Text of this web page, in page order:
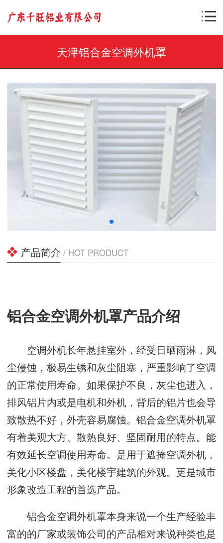
天津铝合金空调外机罩
产品简介 / HOT PRODUCT
铝合金空调外机罩产品介绍
空调外机长年悬挂室外，经受日晒雨淋，风
尘侵蚀，极易生锈和灰尘阻塞，严重影响了空调
的正常使用寿命。如果保护不良，灰尘也进入，
排风铝片内或是电机和外机，背后的铝片也会导
致散热不好，外壳容易腐蚀。铝合金空调外机罩
有着美观大方、散热良好、坚固耐用的特点。能
有效延长空调使用寿命。是用于遮掩空调外机，
美化小区楼盘，美化楼宇建筑的外观。更是城市
形象改造工程的首选产品。
铝合金空调外机罩本身来说一个生产经验丰
富的的厂家或装饰公司的产品相对来说种类也是